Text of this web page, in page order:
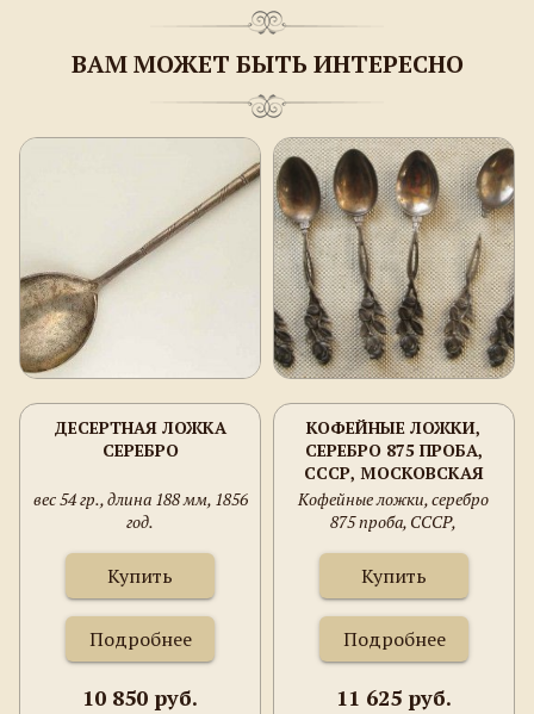
ВАМ МОЖЕТ БЫТЬ ИНТЕРЕСНО
ДЕСЕРТНАЯ ЛОЖКА
СЕРЕБРО
вес 54 гр., длина 188 мм, 1856
год.
Купить
Подробнее
10 850 руб.
КОФЕЙНЫЕ ЛОЖКИ,
СЕРЕБРО 875 ПРОБА,
СССР, МОСКОВСКАЯ
ЮВЕЛИРНАЯ ФАБРИКА
1927-1946Г., 52 ГРАММА.
Кофейные ложки, серебро
875 проба, СССР,
фабрика 1927-1946г., 52
грамма. 95мм.
Купить
Подробнее
11 625 руб.